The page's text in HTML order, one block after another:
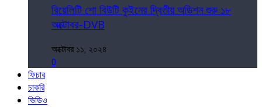
রিয়েলিটি শো বিউটি কুইনের দ্বিতীয় অডিশন শুরু ১৮
অক্টোবর-DVB
অক্টোবর ১১, ২০২৪
0
ফিচার
চাকরি
ভিডিও